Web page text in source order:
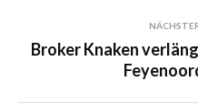
Broker Knaken